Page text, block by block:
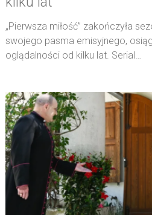
„Pierwsza miłość” zakończyła
swojego pasma emisyjnego,
oglądalności od kilku lat. Serial…